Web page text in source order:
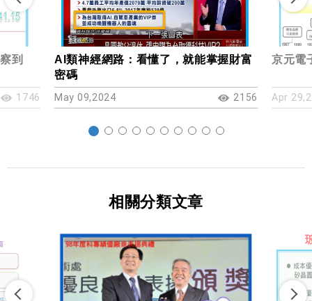
到
1746
AI類神經網路：看懂了，就能掌握財富
密碼
May 09,2024 2156
京元電
Apr
相關分類文章